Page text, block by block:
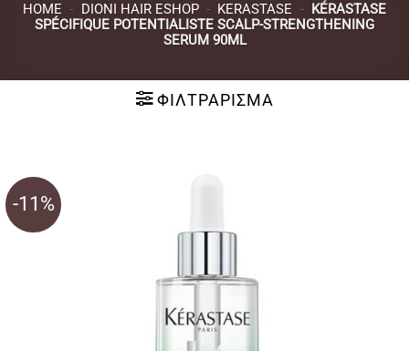
HOME - DIONI HAIR ESHOP - KERASTASE - KÉRASTASE
SPÉCIFIQUE POTENTIALISTE SCALP-STRENGTHENING
SERUM 90ML
ΦΙΛΤΡΆΡΙΣΜΑ
-11%